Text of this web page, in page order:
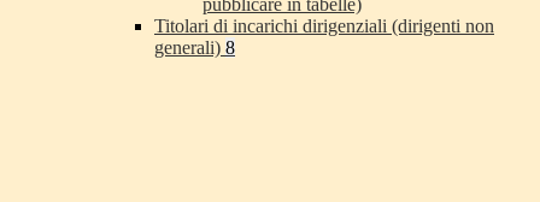
pubblicare in tabelle)
Titolari di incarichi dirigenziali (dirigenti non
generali) 8